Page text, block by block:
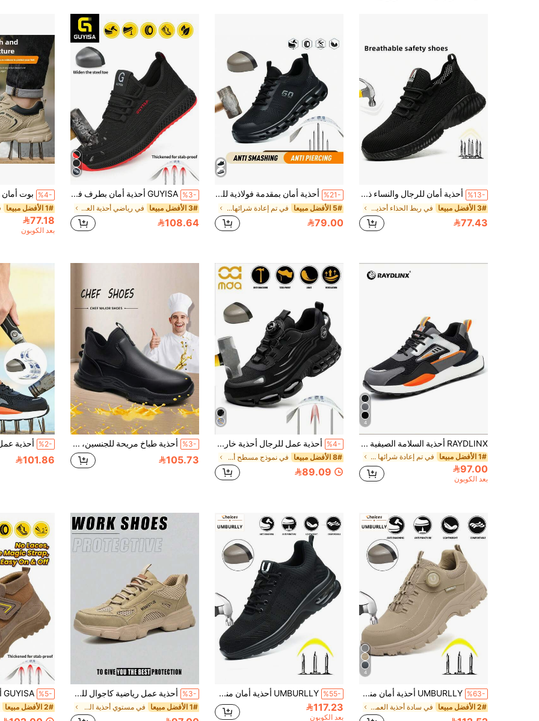
%13- أحذية أمان للرجال والنساء ذات أصابع حماية من الصلب، مقاومة للتحطيم والثقب، خفيفة الوزن، قابلة للتنفس، وذات نعل ناعم
3# الأفضل مبيعا في ربط الحذاء أحذية العمل والسلامة للرجال
77.43
%21- أحذية أمان بمقدمة فولاذية للرجال والنساء، خفيفة الوزن، قابلة للتنفس، مضادة للسحق، مضادة للطعن، مريحة للبناء
5# الأفضل مبيعا في تم إعادة شرائها بشكل كبير أحذية العمل والسلامة
79.00
%3- GUYISA أحذية أمان بطرف فولاذي، موضة رياضية كلاسيكية، خفيفة وذات رقبة منخفضة قابلة للتنفس، مضادة للسحق والثقب، قاع ناعم مقاوم للانزلاق وقوي للاستخدام الخارجي والعمل الحماية (الحجم الدولي مختلف، هذا الطراز كبير الحجم ولديه أغطية علوية خفيفة الوزن وقابلة للتنفس، يرجى طلب مقاس أصغر بمقدار 1-2!)
3# الأفضل مبيعا في رياضي أحذية العمل والسلامة للرجال
108.64
%4-
1# الأفضل مبيعا
77.18
بعد الكوبون
4
RAYDLINX أحذية السلامة الصيفية للرجال ذات أطراف حديدية - مقاومة للتهشيم والثقب، مريحة، مضادة للروائح الكريهة، مناسبة لمواقع البناء
1# الأفضل مبيعا في تم إعادة شرائها بشكل كبير أحذية العمل والسلامة
97.00
بعد الكوبون
%4- أحذية عمل للرجال أحذية خارجية برأس فولاذي، أحذية رياضية خارجية للمشي لمسافات طويلة أحذية رجالية مقاسات كبيرة أحذية موقع البناء، أحذية مشي لمسافات طويلة قابلة للتنفس بزر دوار، أحذية رجالية عصرية ربيع صيف خريف شتاء (المقاس أكبر بحجم واحد)
8# الأفضل مبيعا في نموذج مسطح أحذية العمل والسلامة للرجال
89.09
%3- أحذية طباخ مريحة للجنسين، خفيفة الوزن وسهلة الارتداء/الخلع، سهلة الصيانة، نعل مطاطي، أحذية مخصصة للمطبخ، مقاومة للتآكل، مناسبة للوقوف الطويل، تخفف ضغط القدم، قابلة للتطبيق في المطاعم ومصانع الأغذية والمستشفيات والأماكن الأخرى. حجم الحذاء كبير، نوصي باختيار مقاس أصغر بدرجة واحدة.
105.73
%2-
101.86
4
%63- UMBURLLY أحذية أمان منخفضة الرقبة للرجال لجميع الفصول، نعل مطاطي سميك مضاد للانزلاق مع قبضة قوية، تصميم أزرار للارتداء/الخلع السريع، حماية مزدوجة قوية ضد الصدمات والثقب، جزء علوي مريح وقابل للتنفس لارتداء جميع الفصول، مناسبة للكهرباء والحدادة والتخزين ومواقع البناء وسيناريوهات متعددة، خفيفة الوزن ومريحة للعمل طويل الأمد
2# الأفضل مبيعا في سادة أحذية العمل والسلامة للرجال
%55- UMBURLLY أحذية أمان منخفضة الرقبة باللون الأسود من الشبكة لعمال الورش، الجزء العلوي قابل للتنفس مع التحكم في درجة الحرارة وتبديد الحرارة على مدار السنة، حماية مزدوجة ضد صدمات الأجسام الثقيلة واختراق المسامير، تصميم أنيق بدون حجم زائد، مناسب للكهرباء والحدادة والتخزين والبستنة والعمل الميداني والورش على مدار السنة
117.23
بعد الكوبون
%3- أحذية عمل رياضية كاجوال للجنسين باللون البيج مع مقدمة من الفولاذ، مضادة للسحق والاختراق، قابلة للتنفس وخفيفة الوزن، مناسبة للبناء والبستنة والارتداء اليومي في جميع الفصول
1# الأفضل مبيعا في مستوي أحذية العمل والسلامة للرجال
%5-
2# الأفضل مبيعا